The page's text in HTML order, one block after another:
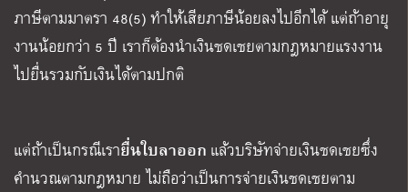
ภาษีตามมาตรา 48(5) ทำให้เสียภาษีน้อยลงไปอีกได้ แต่ถ้าอายุ
งานน้อยกว่า 5 ปี เราก็ต้องนำเงินชดเชยตามกฎหมายแรงงาน
ไปยื่นรวมกับเงินได้ตามปกติ
แต่ถ้าเป็นกรณีเรายื่นใบลาออก แล้วบริษัทจ่ายเงินชดเชยซึ่ง
คำนวณตามกฎหมายไม่ถือว่าเป็นการจ่ายเงินชดเชยตาม